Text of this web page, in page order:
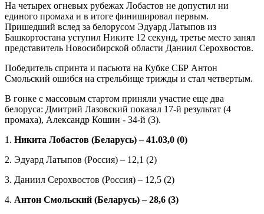
На четырех огневых рубежах Лобастов не допустил ни
единого промаха и в итоге финишировал первым.
Пришедший вслед за белорусом Эдуард Латыпов из
Башкортостана уступил Никите 12 секунд, третье место занял
представитель Новосибирской области Даниил Серохвостов.
Победитель спринта и пасьюта на Кубке СБР Антон
Смольский ошибся на стрельбище трижды и стал четвертым.
В гонке с массовым стартом приняли участие еще два
белоруса: Дмитрий Лазовский показал 17-й результат (4
промаха), Александр Кошин - 34-й (3).
1. Никита Лобастов (Беларусь) – 41.03,0 (0)
2. Эдуард Латыпов (Россия) – 12,1 (2)
3. Даниил Серохвостов (Россия) – 12,5 (2)
4. Антон Смольский (Беларусь) – 28,6 (3)